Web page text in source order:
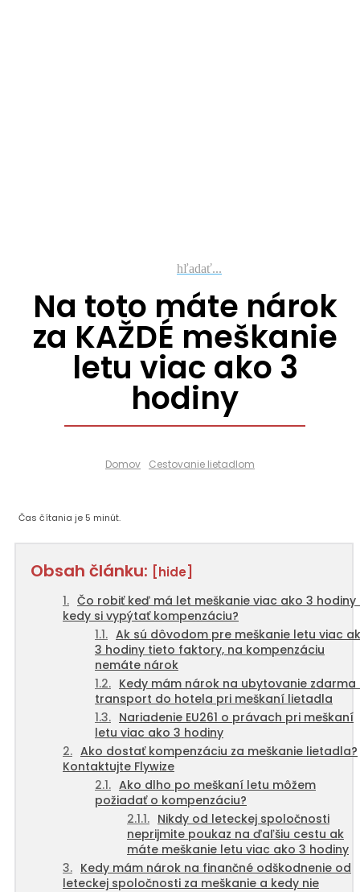
hľadať...
Na toto máte nárok
za KAŽDÉ meškanie
letu viac ako 3
hodiny
Domov Cestovanie lietadlom
Čas čítania je 5 minút.
Obsah článku: [hide]
Čo robiť keď má let meškanie viac ako 3 hodiny
kedy si vypýtať kompenzáciu?
Ak sú dôvodom pre meškanie letu viac
3 hodiny tieto faktory, na kompenzáciu
nemáte nárok
Kedy mám nárok na ubytovanie zdarma
transport do hotela pri meškaní lietadla
Nariadenie EU261 o právach pri meškaní
letu viac ako 3 hodiny
Ako dostať kompenzáciu za meškanie lietadla?
Kontaktujte Flywize
Ako dlho po meškaní letu môžem
požiadať o kompenzáciu?
Nikdy od leteckej spoločnosti
neprijmite poukaz na ďaľšiu cestu ak
máte meškanie letu viac ako 3 hodiny
Kedy mám nárok na finančné odškodnenie od
leteckej spoločnosti za meškanie a kedy nie